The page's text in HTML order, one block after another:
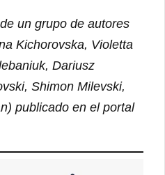
un grupo de autores
Kichorovska, Violetta
Dariusz
Shimon Milevski,
publicado en el portal